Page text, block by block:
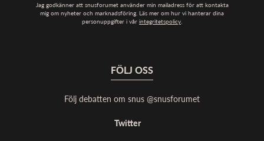
Jag godkänner att snusforumet använder min mailadress för att kontakta
mig om nyheter och marknadsföring. Läs mer om hur vi hanterar dina
personuppgifter i vår integritetspolicy.
FÖLJ OSS
Följ debatten om snus @snusforumet
Twitter